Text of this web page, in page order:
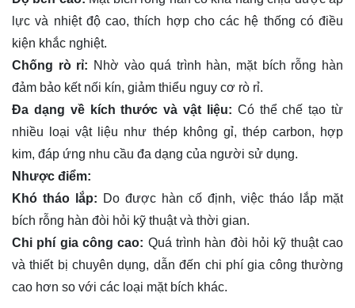
lực và nhiệt độ cao, thích hợp cho các hệ thống có điều
kiện khắc nghiệt.
Chống rò rỉ: Nhờ vào quá trình hàn, mặt bích rỗng hàn
đảm bảo kết nối kín, giảm thiểu nguy cơ rò rỉ.
Đa dạng về kích thước và vật liệu: Có thể chế tạo từ
nhiều loại vật liệu như thép không gỉ, thép carbon, hợp
kim, đáp ứng nhu cầu đa dạng của người sử dụng.
Nhược điểm:
Khó tháo lắp: Do được hàn cố định, việc tháo lắp mặt
bích rỗng hàn đòi hỏi kỹ thuật và thời gian.
Chi phí gia công cao: Quá trình hàn đòi hỏi kỹ thuật cao
và thiết bị chuyên dụng, dẫn đến chi phí gia công thường
cao hơn so với các loại mặt bích khác.